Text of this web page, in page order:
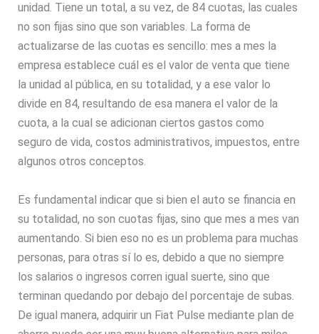
unidad. Tiene un total, a su vez, de 84 cuotas, las cuales
no son fijas sino que son variables. La forma de
actualizarse de las cuotas es sencillo: mes a mes la
empresa establece cuál es el valor de venta que tiene
la unidad al pública, en su totalidad, y a ese valor lo
divide en 84, resultando de esa manera el valor de la
cuota, a la cual se adicionan ciertos gastos como
seguro de vida, costos administrativos, impuestos, entre
algunos otros conceptos.
Es fundamental indicar que si bien el auto se financia en
su totalidad, no son cuotas fijas, sino que mes a mes van
aumentando. Si bien eso no es un problema para muchas
personas, para otras sí lo es, debido a que no siempre
los salarios o ingresos corren igual suerte, sino que
terminan quedando por debajo del porcentaje de subas.
De igual manera, adquirir un Fiat Pulse mediante plan de